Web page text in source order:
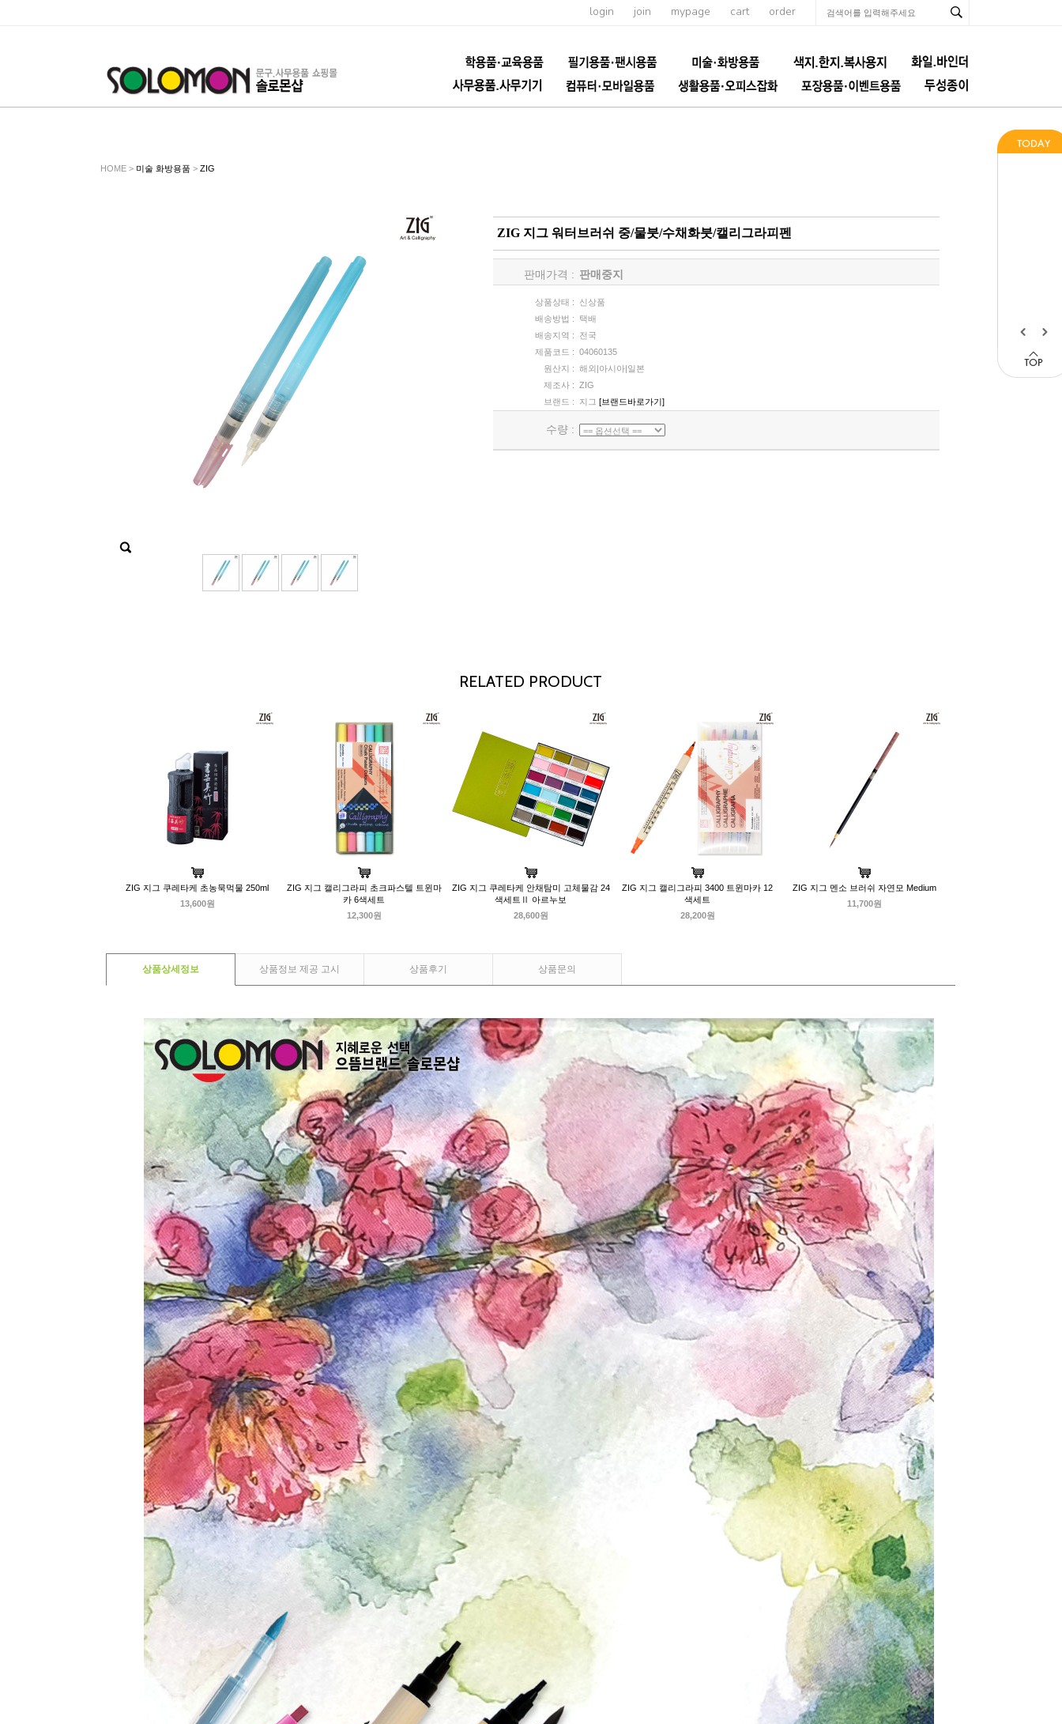
login join mypage cart order
HOME > 미술 화방용품 > ZIG
ZIG 지그 워터브러쉬 중/물붓/수채화붓/캘리그라피펜
판매가격 : 판매중지
상품상태 :
신상품
배송방법 :
택배
배송지역 :
전국
제품코드 : 04060135
원산지 : 해외|아시아|일본
제조사 : ZIG
브랜드 :
지그 [브랜드바로가기]
수량 :
RELATED PRODUCT
ZIG 지그 쿠레타케 초농묵먹물 250ml
13,600원
ZIG 지그 캘리그라피 초크파스텔 트윈마
카 6색세트
12,300원
ZIG 지그 쿠레타케 안채탐미 고체물감 24
색세트Ⅱ 아르누보
28,600원
ZIG 지그 캘리그라피 3400 트윈마카 12
색세트
28,200원
ZIG 지그 멘소 브러쉬 자연모 Medium
11,700원
상품상세정보 상품정보 제공 고시 상품후기 상품문의